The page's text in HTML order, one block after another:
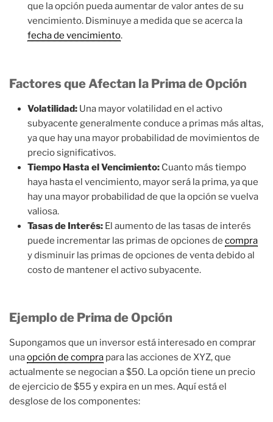
que la opción pueda aumentar de valor antes de su
vencimiento. Disminuye a medida que se acerca la
fecha de vencimiento.
Factores que Afectan la Prima de Opción
Volatilidad: Una mayor volatilidad en el activo
subyacente generalmente conduce a primas más altas,
ya que hay una mayor probabilidad de movimientos de
precio significativos.
Tiempo Hasta el Vencimiento: Cuanto más tiempo
haya hasta el vencimiento, mayor será la prima, ya que
hay una mayor probabilidad de que la opción se vuelva
valiosa.
Tasas de Interés: El aumento de las tasas de interés
puede incrementar las primas de opciones de compra
y disminuir las primas de opciones de venta debido al
costo de mantener el activo subyacente.
Ejemplo de Prima de Opción
Supongamos que un inversor está interesado en comprar
unaopción de compra para las acciones de XYZ, que
actualmente se negocian a $50. La opción tiene un precio
de ejercicio de $55 y expira en un mes. Aquí está el
desglose de los componentes: